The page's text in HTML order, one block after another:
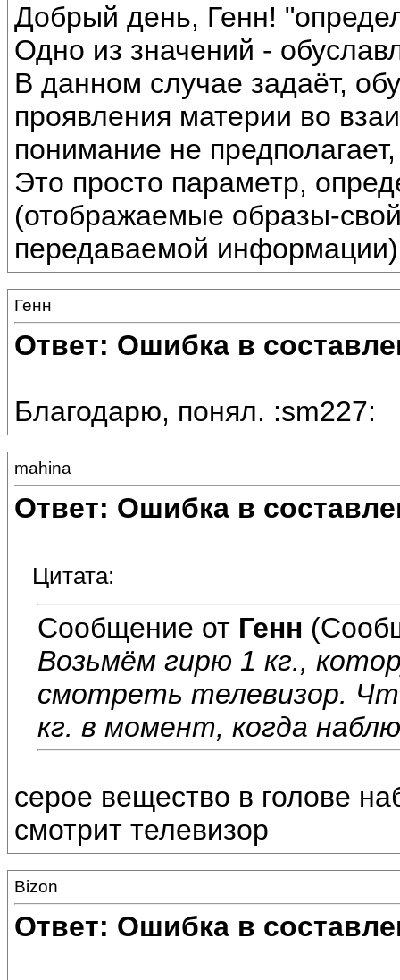
Добрый день, Генн!
Одно из значений -
В данном случае задаёт,
проявления материи во
понимание не
Это просто параметр,
(отображаемые образы-
передаваемой
Генн
Ответ: Ошибка в
Благодарю, понял. :sm227:
mahina
Ответ: Ошибка в
Цитата:
Сообщение от Генн
Возьмём гирю 1 кг.,
смотреть телевизор.
кг. в момент, когда
серое вещество в голове
смотрит телевизор
Bizon
Ответ: Ошибка в